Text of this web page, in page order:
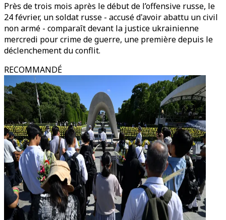
Près de trois mois après le début de l’offensive russe, le
24 février, un soldat russe - accusé d'avoir abattu un civil
non armé - comparaît devant la justice ukrainienne
mercredi pour crime de guerre, une première depuis le
déclenchement du conflit.
RECOMMANDÉ